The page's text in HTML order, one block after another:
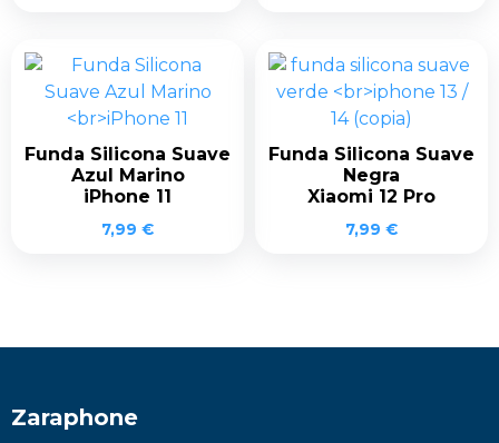
Funda Silicona Suave
Azul Marino
iPhone 11
7,99 €
Funda Silicona Suave
Negra
Xiaomi 12 Pro
7,99 €
Zaraphone